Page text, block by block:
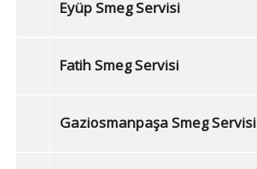
Eyüp Smeg Servisi
Fatih Smeg Servisi
Gaziosmanpaşa Smeg Servisi